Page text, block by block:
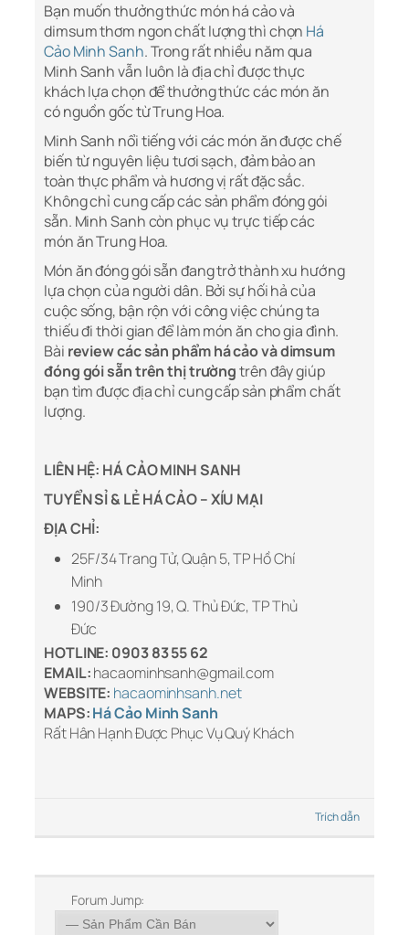
Bạn muốn thưởng thức món há cảo và
dimsum thơm ngon chất lượng thì chọn Há
Cảo Minh Sanh. Trong rất nhiều năm qua
Minh Sanh vẫn luôn là địa chỉ được thực
khách lựa chọn để thưởng thức các món ăn
có nguồn gốc từ Trung Hoa.
Minh Sanh nổi tiếng với các món ăn được chế
biến từ nguyên liệu tươi sạch, đảm bảo an
toàn thực phẩm và hương vị rất đặc sắc.
Không chỉ cung cấp các sản phẩm đóng gói
sẵn. Minh Sanh còn phục vụ trực tiếp các
món ăn Trung Hoa.
Món ăn đóng gói sẵn đang trở thành xu hướng
lựa chọn của người dân. Bởi sự hối hả của
cuộc sống, bận rộn với công việc chúng ta
thiếu đi thời gian để làm món ăn cho gia đình.
Bài review các sản phẩm há cảo và dimsum
đóng gói sẵn trên thị trườngtrên đây giúp
bạn tìm được địa chỉ cung cấp sản phẩm chất
lượng.
LIÊN HỆ: HÁ CẢO MINH SANH
TUYỂN SỈ & LẺ HÁ CẢO – XÍU MẠI
ĐỊA CHỈ:
25F/34 Trang Tử, Quận 5, TP Hồ Chí
Minh
190/3 Đường 19, Q. Thủ Đức, TP Thủ
Đức
HOTLINE: 0903 83 55 62
EMAIL:hacaominhsanh@gmail.com
WEBSITE: hacaominhsanh.net
MAPS:Há Cảo Minh Sanh
Rất Hân Hạnh Được Phục Vụ Quý Khách
Trích dẫn
Forum Jump: